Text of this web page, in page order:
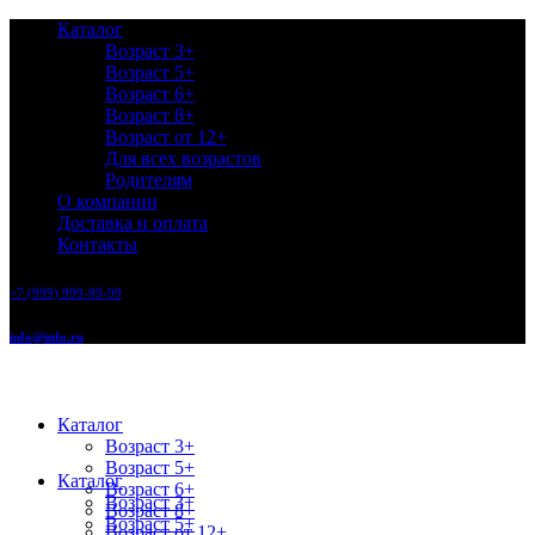
Каталог
Возраст 3+
Возраст 5+
Возраст 6+
Возраст 8+
Возраст от 12+
Для всех возрастов
Родителям
О компании
Доставка и оплата
Контакты
+7 (999) 999-99-99
info@info.ru
Каталог
Возраст 3+
Возраст 5+
Возраст 6+
Возраст 8+
Каталог
Возраст 3+
Возраст 5+